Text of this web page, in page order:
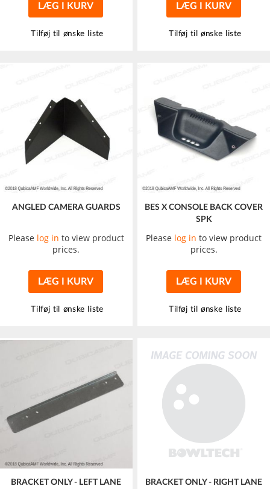
LÆG I KURV
Tilføj til ønske liste
LÆG I KURV
Tilføj til ønske liste
ANGLED CAMERA GUARDS
Please log in to view product
prices.
LÆG I KURV
Tilføj til ønske liste
BES X CONSOLE BACK COVER
SPK
Please log in to view product
prices.
LÆG I KURV
Tilføj til ønske liste
BRACKET ONLY - LEFT LANE BRACKET ONLY - RIGHT LANE